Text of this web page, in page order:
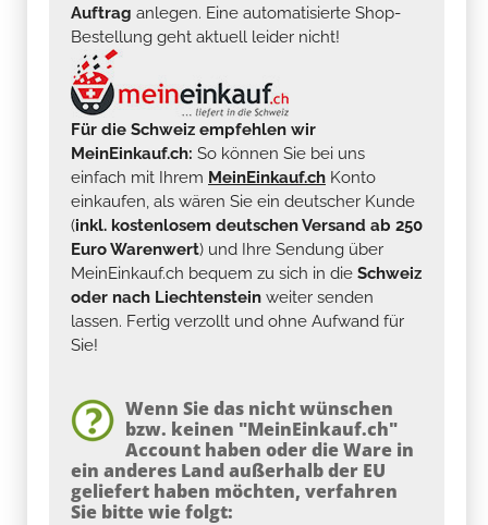
Auftrag anlegen. Eine automatisierte Shop-
Bestellung geht aktuell leider nicht!
Für die Schweiz empfehlen wir
MeinEinkauf.ch: So können Sie bei uns
einfach mit Ihrem MeinEinkauf.ch Konto
einkaufen, als wären Sie ein deutscher Kunde
(inkl. kostenlosem deutschen Versand ab 250
Euro Warenwert) und Ihre Sendung über
MeinEinkauf.ch bequem zu sich in die Schweiz
oder nach Liechtenstein weiter senden
lassen. Fertig verzollt und ohne Aufwand für
Sie!
Wenn Sie das nicht wünschen
bzw. keinen "MeinEinkauf.ch"
Account haben oder die Ware in
ein anderes Land außerhalb der EU
geliefert haben möchten, verfahren
Sie bitte wie folgt: